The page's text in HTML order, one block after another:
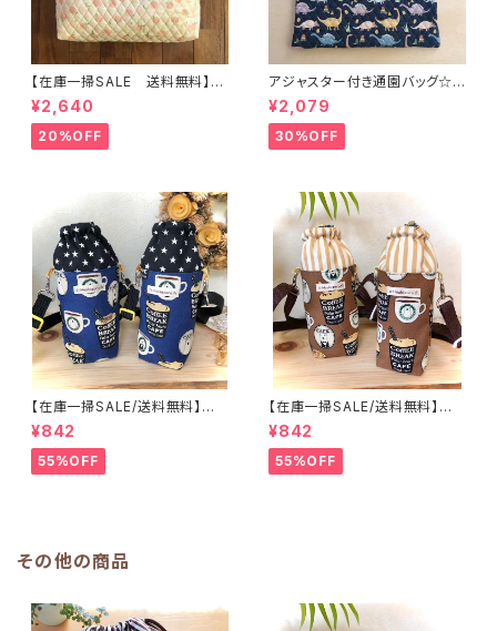
【在庫一掃SALE 送料無料】通
園バッグ☆32×43マチ6cm☆
【ピーチ柄】★TB.39 幼稚園バ
ッグ トートバッグ キルティン
グ レッスンバッグ 桃 女の
¥2,640
20%OFF
アジャスター付き通園バッグ☆3
0×43cm 【恐竜柄】 ★B. 13 男
の子 キルティング 絵本バッ
グ ダイナソー ｜通園通学用
のかわいい巾着袋や入園オーダ
¥2,079
30%OFF
【在庫一掃SALE/送料無料】洗
える保温保冷ペットボトルカバー
＆水筒ホルダー【白くまコーヒ
ー】子供用★PS.4445｜通園用
のかわいいトートバッグや子供ス
¥842
55%OFF
【在庫一掃SALE/送料無料】洗
える保温保冷ペットボトルカバー
＆水筒ホルダー【白くまコーヒ
ー】子供用★PS.3233｜通園用
のかわいいトートバッグや子供ス
¥842
55%OFF
その他の商品